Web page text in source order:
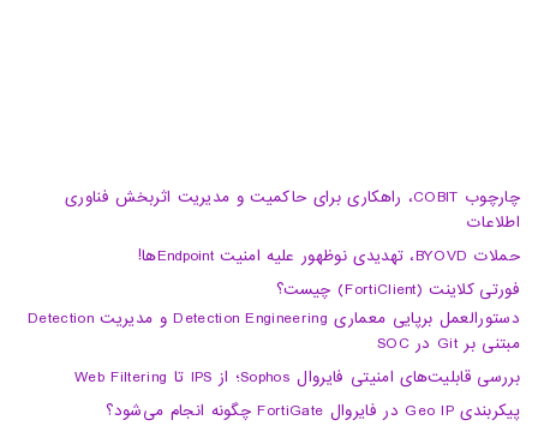
چارچوب COBIT، راهکاری برای حاکمیت و مدیریت اثربخش فناوری
اطلاعات
حملات BYOVD، تهدیدی نوظهور علیه امنیت Endpointها!
فورتی کلاینت (FortiClient) چیست؟
دستورالعمل برپایی معماری Detection Engineering و مدیریت Detection
مبتنی بر Git در SOC
بررسی قابلیت‌های امنیتی فایروال Sophos؛ از IPS تا Web Filtering
پیکربندی Geo IP در فایروال FortiGate چگونه انجام می‌شود؟